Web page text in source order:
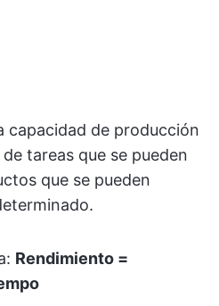
capacidad de producción
tareas que se pueden
que se pueden
Rendimiento =